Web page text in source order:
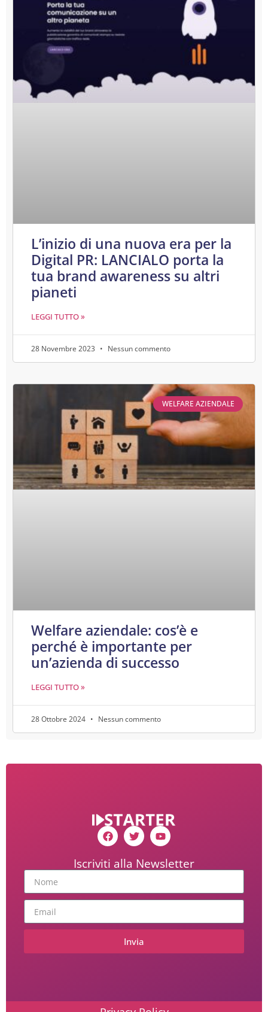
L’inizio di una nuova era per la
Digital PR: LANCIALO porta la
tua brand awareness su altri
pianeti
LEGGI TUTTO »
28 Novembre 2023 Nessun commento
WELFARE AZIENDALE
Welfare aziendale: cos’è e
perché è importante per
un’azienda di successo
LEGGI TUTTO »
28 Ottobre 2024 Nessun commento
Iscriviti alla Newsletter
Invia